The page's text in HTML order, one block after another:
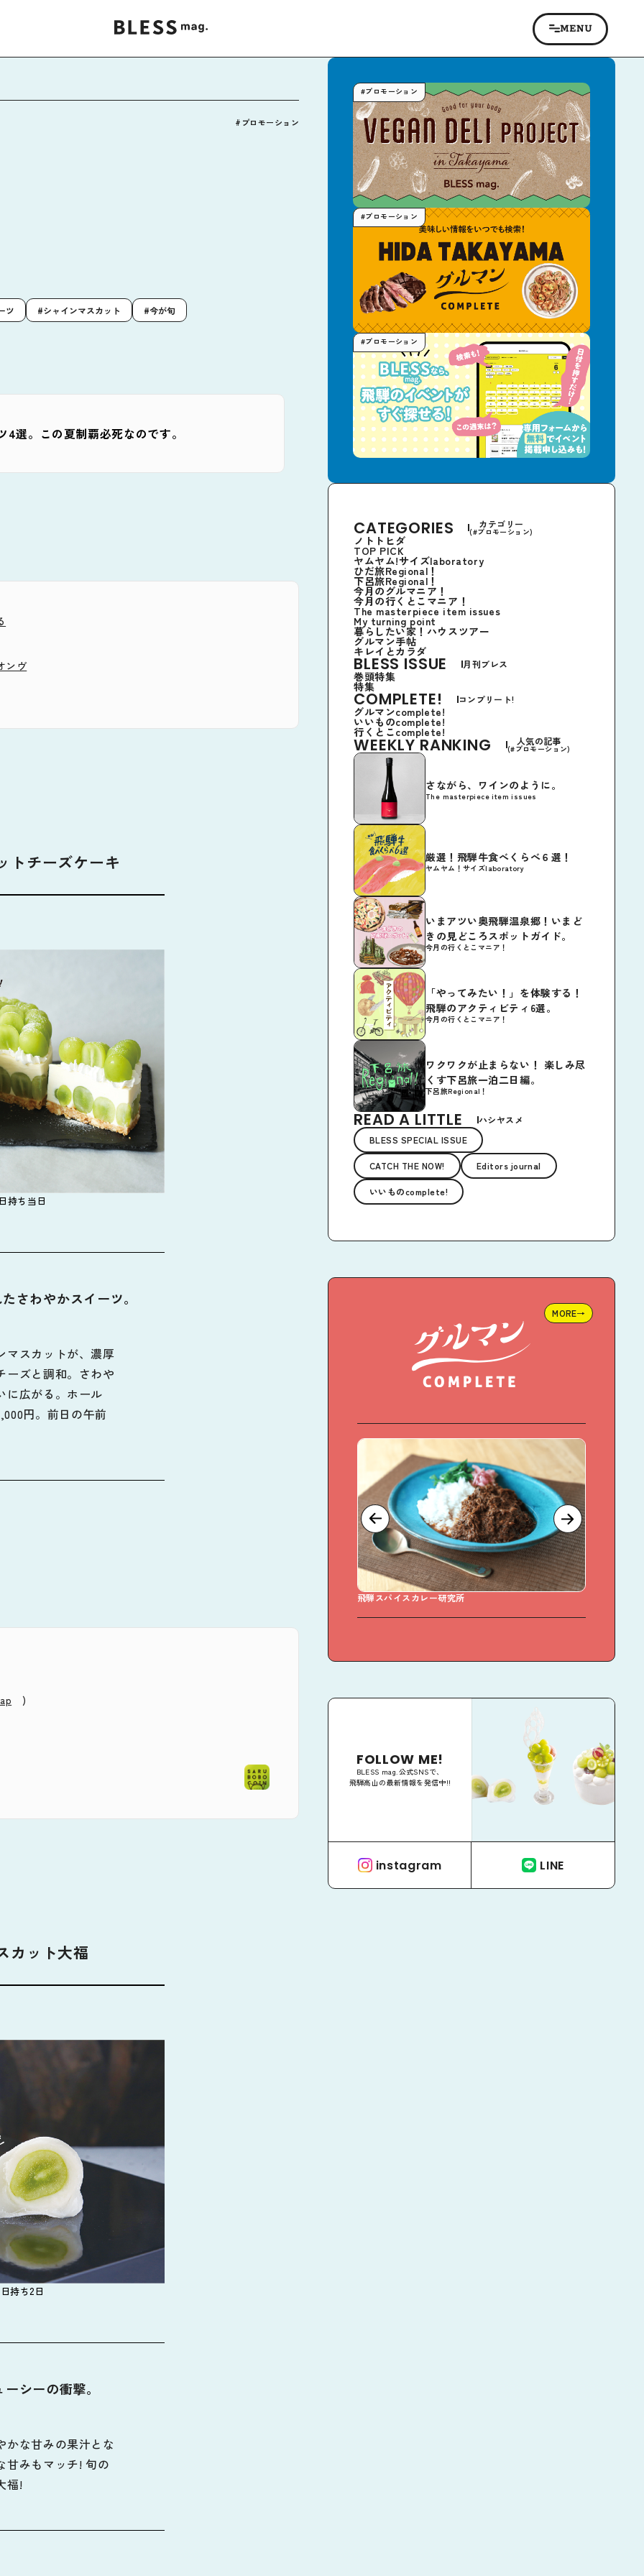
#プロモーション
ツ シャインマスカット 今が旬
選。この夏制覇必死なのです。
ンヴ
トチーズケーキ
持ち当日
さわやかスイーツ。
マスカットが、濃厚
ーズと調和。さわや
に広がる。ホール
円。前日の午前
)
カット大福
持ち2日
シーの衝撃。
かな甘みの果汁とな
甘みもマッチ! 旬の
福!
#プロモーション
#プロモーション
#プロモーション
CATEGORIES カテゴリー
(#プロモーション)
ノトトヒダ
TOP PICK
ヤムヤム!サイズlaboratory
ひだ旅Regional！
下呂旅Regional！
今月のグルマニア！
今月の行くとこマニア！
The masterpiece item issues
My turning point
暮らしたい家！ハウスツアー
グルマン手帖
キレイとカラダ
BLESS ISSUE 月刊ブレス
巻頭特集
特集
COMPLETE! コンプリート!
グルマンcomplete!
いいものcomplete!
行くとこcomplete!
WEEKLY RANKING 人気の記事
(#プロモーション)
The masterpiece item issues
さながら、ワインのように。
ヤムヤム！サイズlaboratory
厳選！飛騨牛食べくらべ６選！
今月の行くとこマニア！
いまアツい奥飛騨温泉郷！いまど
きの見どころスポットガイド。
今月の行くとこマニア！
「やってみたい！」を体験する！
飛騨のアクティビティ6選。
下呂旅Regional！
ワクワクが止まらない！ 楽しみ尽
くす下呂旅一泊二日編。
READ A LITTLE
ハシヤスメ
BLESS SPECIAL ISSUE
CATCH THE NOW! Editors journal
いいものcomplete!
MORE→
飛騨スパイスカレー研究所
FOLLOW ME!
BLESS mag.公式SNSで、
飛騨高山の最新情報を発信中!!
instagram LINE